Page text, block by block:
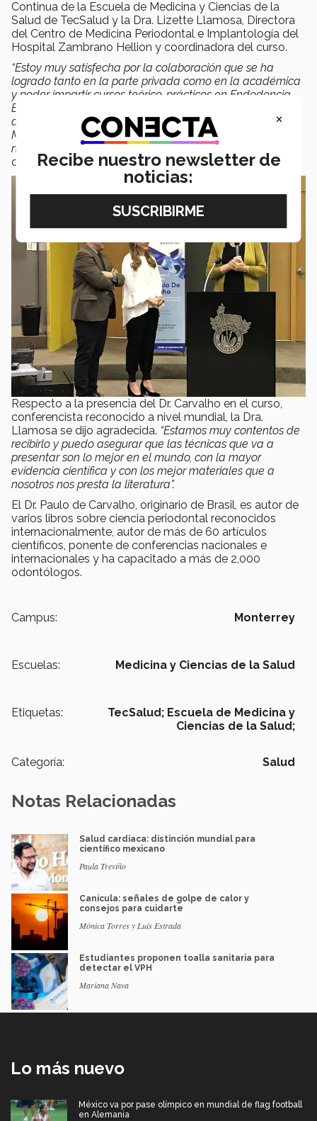
Continua de la Escuela de Medicina y Ciencias de la
Salud de TecSalud y la Dra. Lizette Llamosa, Directora
del Centro de Medicina Periodontal e Implantología del
Hospital Zambrano Hellion y coordinadora del curso.
“Estoy muy satisfecha por la colaboración que se ha
logrado tanto en la parte privada como en la académica
y poder impartir cursos teórico-prácticos en Endodoncia.
En Educación Médica Continua estamos muy contentos
de poder capacitar a cada vez más endodoncistas de
Monterrey y de todo el país ya que este curso se ofreció
no solo en Monterrey sino en Guadalajara y Tijuana
comentó la Dra. Villareal Levy.
Respecto a la presencia del Dr. Carvalho en el curso,
conferencista reconocido a nivel mundial, la Dra.
Llamosa se dijo agradecida. “Estamos muy contentos de
recibirlo y puedo asegurar que las técnicas que va a
presentar son lo mejor en el mundo, con la mayor
evidencia científica y con los mejor materiales que a
nosotros nos presta la literatura”.
El Dr. Paulo de Carvalho, originario de Brasil, es autor de
varios libros sobre ciencia periodontal reconocidos
internacionalmente, autor de más de 60 artículos
científicos, ponente de conferencias nacionales e
internacionales y ha capacitado a más de 2,000
odontólogos.
Campus: Monterrey
Escuelas: Medicina y Ciencias de la Salud
Etiquetas:
TecSalud; Escuela de Medicina y
Ciencias de la Salud;
Categoría: Salud
Notas Relacionadas
Salud cardiaca: distinción mundial para
científico mexicano
Paula Treviño
Canícula: señales de golpe de calor y
consejos para cuidarte
Mónica Torres y Luis Estrada
Estudiantes proponen toalla sanitaria para
detectar el VPH
Mariana Nava
Lo más nuevo
México va por pase olímpico en mundial de flag football
en Alemania
×
Recibe nuestro newsletter de
noticias: